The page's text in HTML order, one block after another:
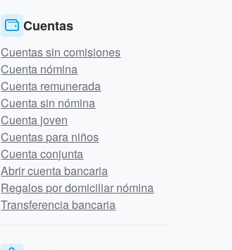
Cuentas
Cuentas sin comisiones
Cuenta nómina
Cuenta remunerada
Cuenta sin nómina
Cuenta joven
Cuentas para niños
Cuenta conjunta
Abrir cuenta bancaria
Regalos por domiciliar nómina
Transferencia bancaria